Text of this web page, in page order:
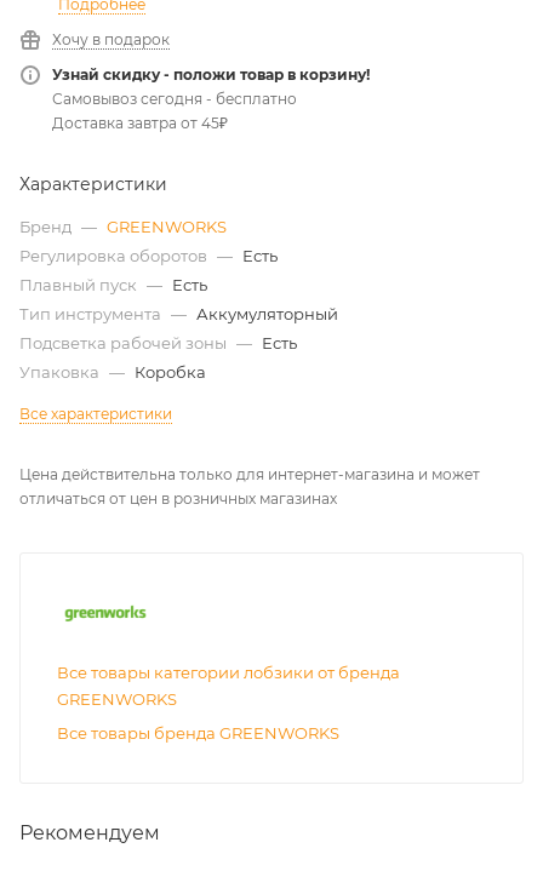
Подробнее
Хочу в подарок
Узнай скидку - положи товар в корзину!
Самовывоз сегодня - бесплатно
Доставка завтра от 45₽
Характеристики
Бренд — GREENWORKS
Регулировка оборотов — Есть
Плавный пуск — Есть
Тип инструмента — Аккумуляторный
Подсветка рабочей зоны — Есть
Упаковка — Коробка
Все характеристики
Цена действительна только для интернет-магазина и может
отличаться от цен в розничных магазинах
Все товары категории лобзики от бренда
GREENWORKS
Все товары бренда GREENWORKS
Рекомендуем